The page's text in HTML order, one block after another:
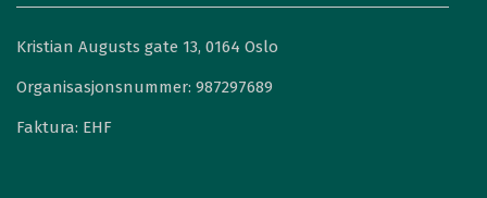
Kristian Augusts gate 13, 0164 Oslo
Organisasjonsnummer: 987297689
Faktura: EHF